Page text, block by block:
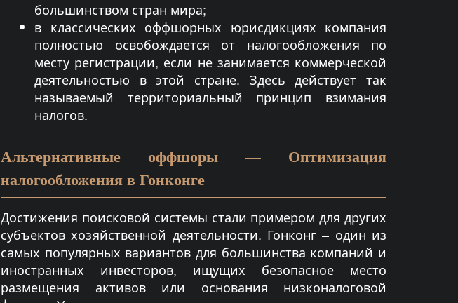
большинством стран мира;
в классических оффшорных юрисдикциях компания
полностью освобождается от налогообложения по
месту регистрации, если не занимается коммерческой
деятельностью в этой стране. Здесь действует так
называемый территориальный принцип взимания
налогов.
Альтернативные оффшоры — Оптимизация
налогообложения в Гонконге
Достижения поисковой системы стали примером для других
субъектов хозяйственной деятельности. Гонконг – один из
самых популярных вариантов для большинства компаний и
иностранных инвесторов, ищущих безопасное место
размещения активов или основания низконалоговой